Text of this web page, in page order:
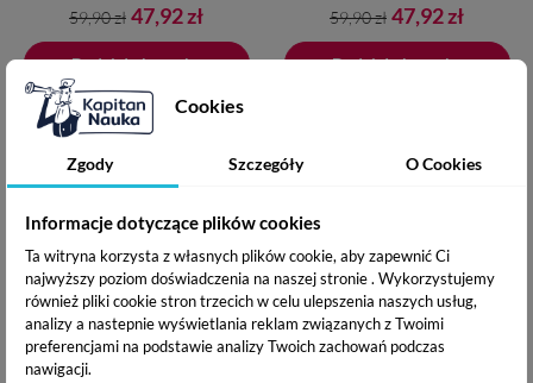
Cena
podstawowa
59,90 zł Cena
47,92 zł
Dodaj do koszyka
Cena
podstawowa
59,90 zł Cena
47,92 zł
Dodaj do koszyka
Dodano do koszyka
Zakodowana wieża. Gra na
kodowanie
Mały inwestor. Gra rodzinna
Cookies
Zgody Szczegóły O Cookies
Informacje dotyczące plików cookies
Ta witryna korzysta z własnych plików cookie, aby zapewnić Ci
najwyższy poziom doświadczenia na naszej stronie . Wykorzystujemy
również pliki cookie stron trzecich w celu ulepszenia naszych usług,
analizy a nastepnie wyświetlania reklam związanych z Twoimi
preferencjami na podstawie analizy Twoich zachowań podczas
nawigacji.